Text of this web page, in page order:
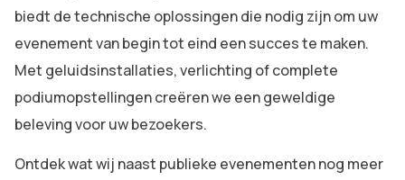
biedt de technische oplossingen die nodig zijn om uw
evenement van begin tot eind een succes te maken.
Met geluidsinstallaties, verlichting of complete
podiumopstellingen creëren we een geweldige
beleving voor uw bezoekers.
Ontdek wat wij naast publieke evenementen nog meer